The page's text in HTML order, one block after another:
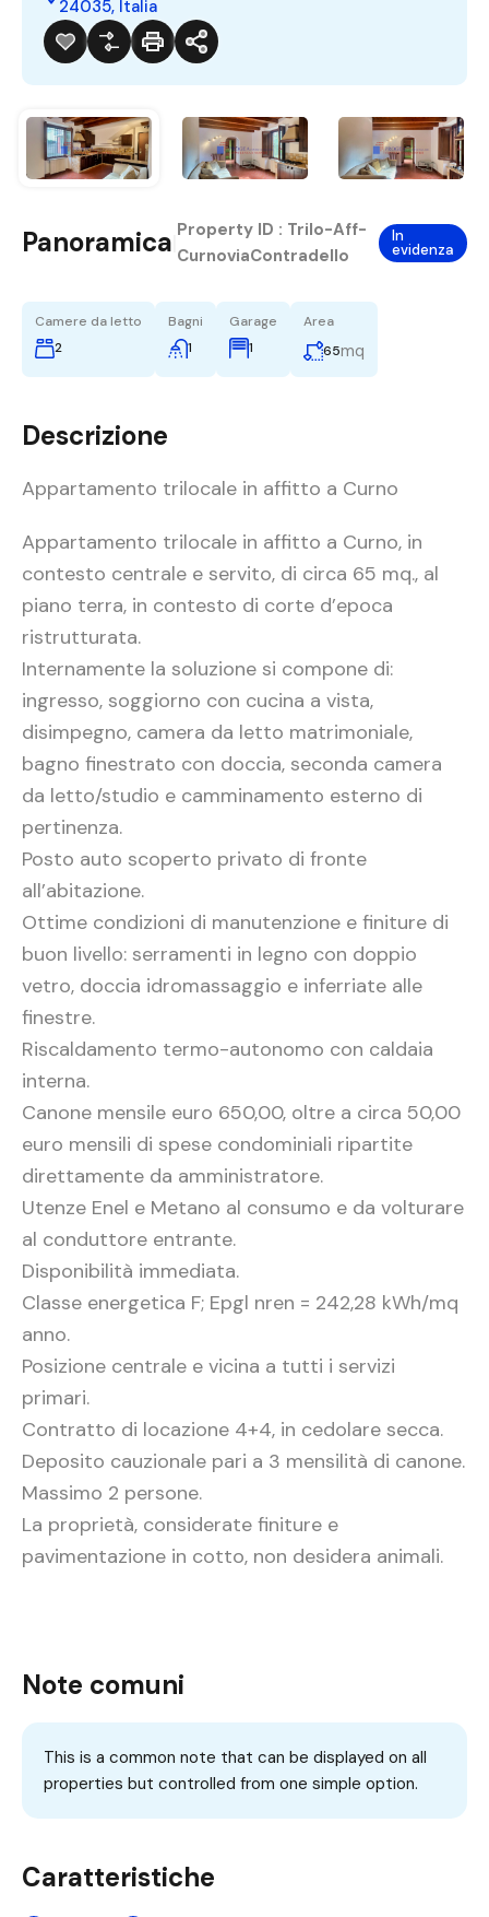
24035, Italia
Panoramica Property ID : Trilo-Aff-
CurnoviaContradello
In
evidenza
Camere da letto
2
Bagni
1
Garage
1
Area
65mq
Descrizione
Appartamento trilocale in affitto a Curno
Appartamento trilocale in affitto a Curno, in
contesto centrale e servito, di circa 65 mq., al
piano terra, in contesto di corte d’epoca
ristrutturata.
Internamente la soluzione si compone di:
ingresso, soggiorno con cucina a vista,
disimpegno, camera da letto matrimoniale,
bagno finestrato con doccia, seconda camera
da letto/studio e camminamento esterno di
pertinenza.
Posto auto scoperto privato di fronte
all’abitazione.
Ottime condizioni di manutenzione e finiture di
buon livello: serramenti in legno con doppio
vetro, doccia idromassaggio e inferriate alle
finestre.
Riscaldamento termo-autonomo con caldaia
interna.
Canone mensile euro 650,00, oltre a circa 50,00
euro mensili di spese condominiali ripartite
direttamente da amministratore.
Utenze Enel e Metano al consumo e da volturare
al conduttore entrante.
Disponibilità immediata.
Classe energetica F; Epgl nren = 242,28 kWh/mq
anno.
Posizione centrale e vicina a tutti i servizi
primari.
Contratto di locazione 4+4, in cedolare secca.
Deposito cauzionale pari a 3 mensilità di canone.
Massimo 2 persone.
La proprietà, considerate finiture e
pavimentazione in cotto, non desidera animali.
Note comuni
This is a common note that can be displayed on all
properties but controlled from one simple option.
Caratteristiche